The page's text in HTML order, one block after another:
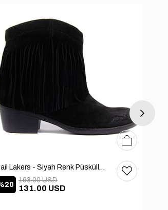
Sail Lakers - Siyah Renk Püsküllü Kadın Süet Bot 105-2929-VENUS
131.00 USD
163.00 USD
3637 38